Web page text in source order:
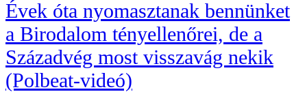
Évek óta nyomasztanak bennünket
a Birodalom tényellenőrei, de a
Századvég most visszavág nekik
(Polbeat-videó)